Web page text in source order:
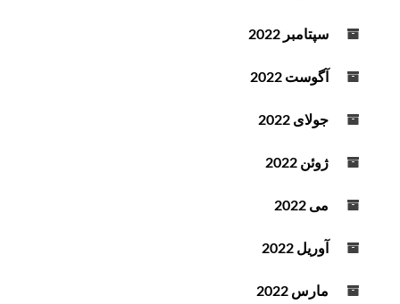
سپتامبر 2022
آگوست 2022
جولای 2022
ژوئن 2022
می 2022
آوریل 2022
مارس 2022